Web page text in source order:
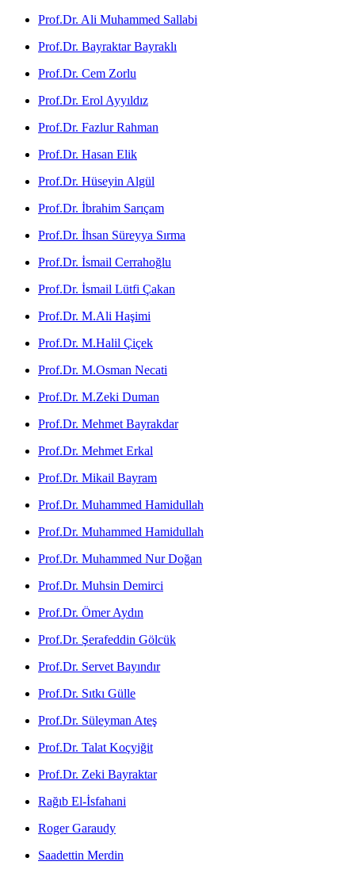
Prof.Dr. Ali Muhammed Sallabi
Prof.Dr. Bayraktar Bayraklı
Prof.Dr. Cem Zorlu
Prof.Dr. Erol Ayyıldız
Prof.Dr. Fazlur Rahman
Prof.Dr. Hasan Elik
Prof.Dr. Hüseyin Algül
Prof.Dr. İbrahim Sarıçam
Prof.Dr. İhsan Süreyya Sırma
Prof.Dr. İsmail Cerrahoğlu
Prof.Dr. İsmail Lütfi Çakan
Prof.Dr. M.Ali Haşimi
Prof.Dr. M.Halil Çiçek
Prof.Dr. M.Osman Necati
Prof.Dr. M.Zeki Duman
Prof.Dr. Mehmet Bayrakdar
Prof.Dr. Mehmet Erkal
Prof.Dr. Mikail Bayram
Prof.Dr. Muhammed Hamidullah
Prof.Dr. Muhammed Hamidullah
Prof.Dr. Muhammed Nur Doğan
Prof.Dr. Muhsin Demirci
Prof.Dr. Ömer Aydın
Prof.Dr. Şerafeddin Gölcük
Prof.Dr. Servet Bayındır
Prof.Dr. Sıtkı Gülle
Prof.Dr. Süleyman Ateş
Prof.Dr. Talat Koçyiğit
Prof.Dr. Zeki Bayraktar
Rağıb El-İsfahani
Roger Garaudy
Saadettin Merdin